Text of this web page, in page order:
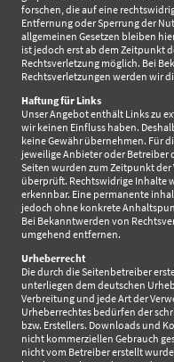
forschen, die auf eine
Entfernung oder Sperrung der
allgemeinen Gesetzen bleiben
ist jedoch erst ab dem Zeitpunkt
Rechtsverletzung möglich. Bei
Rechtsverletzungen werden wir
Haftung für Links
Unser Angebot enthält Links zu
wir keinen Einfluss haben.
keine Gewähr übernehmen. Für
jeweilige Anbieter oder Betreiber
Seiten wurden zum Zeitpunkt
überprüft. Rechtswidrige Inhalte
erkennbar. Eine permanente
jedoch ohne konkrete
Bei Bekanntwerden von
umgehend entfernen.
Urheberrecht
Die durch die Seitenbetreiber
unterliegen dem deutschen
Verbreitung und jede Art der
Urheberrechtes bedürfen der
bzw. Erstellers. Downloads und
nicht kommerziellen Gebrauch
nicht vom Betreiber erstellt